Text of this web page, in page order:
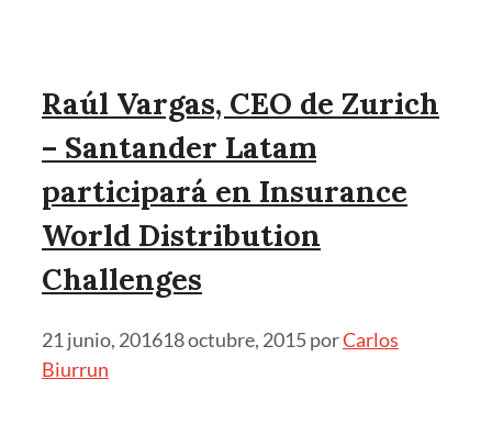
Raúl Vargas, CEO de Zurich
– Santander Latam
participará en Insurance
World Distribution
Challenges
21 junio, 201618 octubre, 2015porCarlos
Biurrun